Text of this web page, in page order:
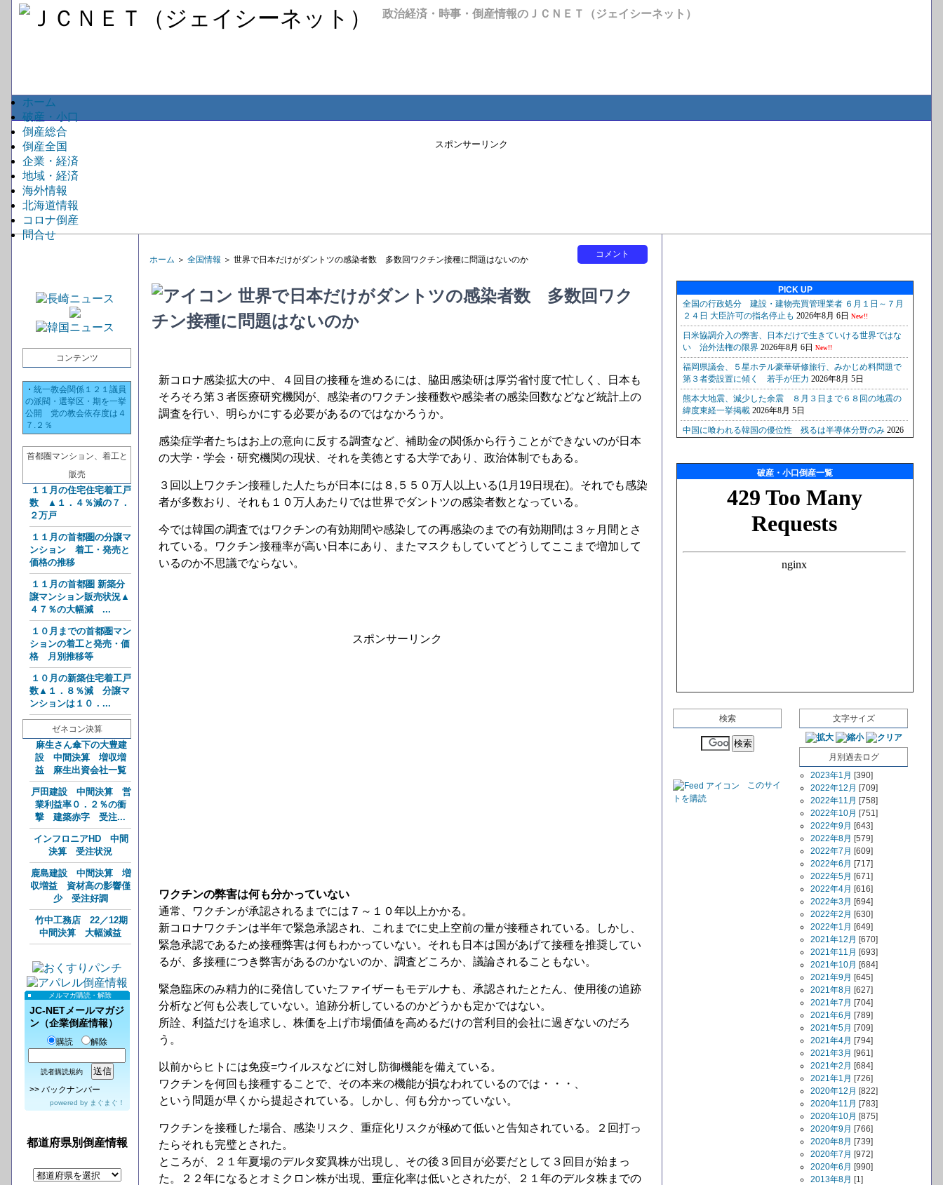
政治経済・時事・倒産情報のＪＣＮＥＴ（ジェイシーネット）
ホーム
破産・小口
倒産総合
倒産全国
企業・経済
地域・経済
海外情報
北海道情報
コロナ倒産
問合せ
スポンサーリンク
コンテンツ
・ 統一教会関係１２１議員
の派閥・選挙区・期を一挙
公開 党の教会依存度は４
７.２％
首都圏マンション、着工と
販売
１１月の住宅住宅着工戸
数 ▲１．４％減の７．
２万戸
１１月の首都圏の分譲マ
ンション 着工・発売と
価格の推移
１１月の首都圏 新築分
譲マンション販売状況▲
４７％の大幅減 ...
１０月までの首都圏マン
ションの着工と発売・価
格 月別推移等
１０月の新築住宅着工戸
数▲１．８％減 分譲マ
ンションは１０．...
ゼネコン決算
麻生さん傘下の大豊建
設 中間決算 増収増
益 麻生出資会社一覧
戸田建設 中間決算 営
業利益率０．２％の衝
撃 建築赤字 受注...
インフロニアHD 中間
決算 受注状況
鹿島建設 中間決算 増
収増益 資材高の影響僅
少 受注好調
竹中工務店 22／12期
中間決算 大幅減益
メルマガ購読・解除
JC-NETメールマガジ
ン（企業倒産情報）
購読 解除
読者購読規約
>> バックナンバー
powered by まぐまぐ！
都道府県別倒産情報
コメント
ホーム ＞ 全国情報 ＞ 世界で日本だけがダントツの感染者数 多数回ワクチン接種に問題はないのか
世界で日本だけがダントツの感染者数 多数回ワク
チン接種に問題はないのか
新コロナ感染拡大の中、４回目の接種を進めるには、脇田感染研は厚労省忖度で忙しく、日本も
そろそろ第３者医療研究機関が、感染者のワクチン接種数や感染者の感染回数などなど統計上の
調査を行い、明らかにする必要があるのではなかろうか。
感染症学者たちはお上の意向に反する調査など、補助金の関係から行うことができないのが日本
の大学・学会・研究機関の現状、それを美徳とする大学であり、政治体制でもある。
３回以上ワクチン接種した人たちが日本には８,５５０万人以上いる(1月19日現在)。それでも感染
者が多数おり、それも１０万人あたりでは世界でダントツの感染者数となっている。
今では韓国の調査ではワクチンの有効期間や感染しての再感染のまでの有効期間は３ヶ月間とさ
れている。ワクチン接種率が高い日本にあり、またマスクもしていてどうしてここまで増加して
いるのか不思議でならない。
スポンサーリンク
ワクチンの弊害は何も分かっていない
通常、ワクチンが承認されるまでには７～１０年以上かかる。
新コロナワクチンは半年で緊急承認され、これまでに史上空前の量が接種されている。しかし、
緊急承認であるため接種弊害は何もわかっていない。それも日本は国があげて接種を推奨してい
るが、多接種につき弊害があるのかないのか、調査どころか、議論されることもない。
緊急臨床のみ精力的に発信していたファイザーもモデルナも、承認されたとたん、使用後の追跡
分析など何も公表していない。追跡分析しているのかどうかも定かではない。
所詮、利益だけを追求し、株価を上げ市場価値を高めるだけの営利目的会社に過ぎないのだろ
う。
以前からヒトには免疫=ウイルスなどに対し防御機能を備えている。
ワクチンを何回も接種することで、その本来の機能が損なわれているのでは・・・、
という問題が早くから提起されている。しかし、何も分かっていない。
ワクチンを接種した場合、感染リスク、重症化リスクが極めて低いと告知されている。２回打っ
たらそれも完璧とされた。
ところが、２１年夏場のデルタ変異株が出現し、その後３回目が必要だとして３回目が始まっ
た。２２年になるとオミクロン株が出現、重症化率は低いとされたが、２１年のデルタ株までの
PICK UP
破産・小口倒産一覧
検索
このサイ
トを購読
文字サイズ
月別過去ログ
2023年1月 [390]
2022年12月 [709]
2022年11月 [758]
2022年10月 [751]
2022年9月 [643]
2022年8月 [579]
2022年7月 [609]
2022年6月 [717]
2022年5月 [671]
2022年4月 [616]
2022年3月 [694]
2022年2月 [630]
2022年1月 [649]
2021年12月 [670]
2021年11月 [693]
2021年10月 [684]
2021年9月 [645]
2021年8月 [627]
2021年7月 [704]
2021年6月 [789]
2021年5月 [709]
2021年4月 [794]
2021年3月 [961]
2021年2月 [684]
2021年1月 [726]
2020年12月 [822]
2020年11月 [783]
2020年10月 [875]
2020年9月 [766]
2020年8月 [739]
2020年7月 [972]
2020年6月 [990]
2013年8月 [1]